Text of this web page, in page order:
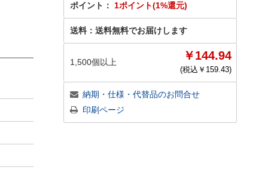
ポイント： 1ポイント(1%還元)
送料： 送料無料でお届けします
1,500個以上 ￥144.94
(税込￥ 159.43)
納期・仕様・代替品のお問合せ
印刷ページ